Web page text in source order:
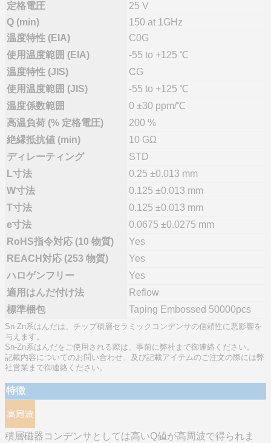
定格電圧
25 V
Q (min)
150 at 1GHz
温度特性 (EIA)
C0G
使用温度範囲 (EIA)
-55 to +125 ℃
温度特性 (JIS)
CG
使用温度範囲 (JIS)
-55 to +125 ℃
温度係数範囲
0 ±30 ppm/℃
高温負荷 (% 定格電圧)
200 %
絶縁抵抗値 (min)
10 GΩ
ディレーティング
STD
L寸法
0.25 ±0.013 mm
W寸法
0.125 ±0.013 mm
T寸法
0.125 ±0.013 mm
e寸法
0.0675 ±0.0275 mm
RoHS指令対応 (10 物質)
Yes
REACH対応 (253 物質)
Yes
ハロゲンフリー
Yes
適用はんだ付け法
Reflow
標準梱包
Taping Embossed 50000pcs
Sn-Zn系はんだは、チップ積層セラミックコンデンサの信頼性に悪影響を
与えます。
Sn-Zn系はんだをご使用される際は、事前に弊社まで御連絡ください。
記載内容についてのお問い合わせ、及び記載アイテムのご注文の際には弊
社営業まで御連絡ください。
特徴
積層磁器コンデンサとしては高いQ値が高周波で得られま